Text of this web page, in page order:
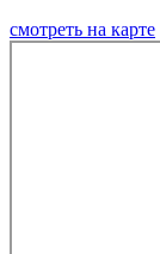
смотреть на карте